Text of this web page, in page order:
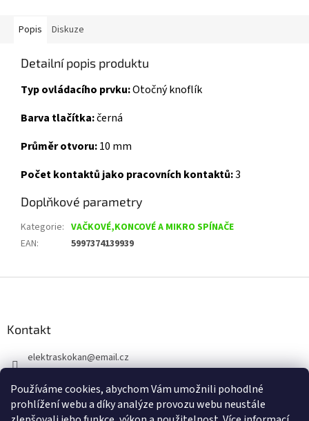
Používáme cookies, abychom Vám umožnili pohodlné
prohlížení webu a díky analýze provozu webu neustále
Popis Diskuze
Detailní popis produktu
Typ ovládacího prvku:Otočný knoflík
Barva tlačítka:černá
Průměr otvoru:10 mm
Počet kontaktů jako pracovních kontaktů:3
Doplňkové parametry
Kategorie: VAČKOVÉ,KONCOVÉ A MIKRO SPÍNAČE
EAN: 5997374139939
Kontakt
elektraskokan@email.cz
+420 737 802 398